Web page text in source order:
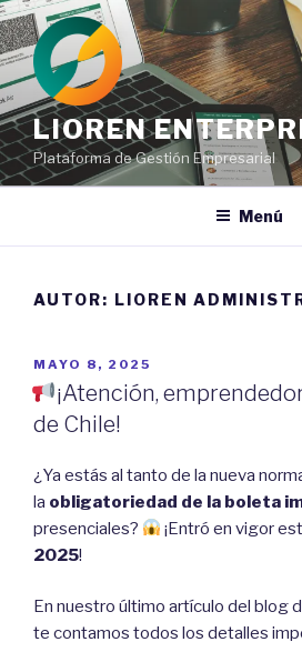
Ir
al
contenido
LIOREN
Plataforma de Gestión Empresarial
Menú
AUTOR: LIOREN
POSTED
ON
MAYO 8, 2025
¡Atención,
de Chile!
¿Ya estás al tanto de la nueva
la obligatoriedad de la boleta
presenciales?
¡Entró en vigor
2025!
En nuestro último artículo del blog
te contamos todos los detalles